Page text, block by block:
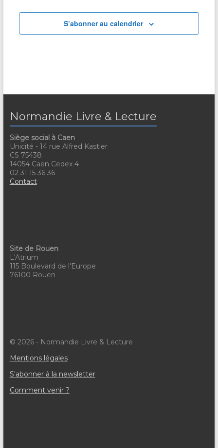
S’abonner au calendrier
Normandie Livre & Lecture
Siège social à Caen
Unicité - 14 rue Alfred Kastler
CS 75438
14054 Caen Cedex 4
02 31 15 36 36
Contact
Site de Rouen
L'Atrium
115 Boulevard de l'Europe
76100 Rouen
© 2026 - Normandie Livre & Lecture
Mentions légales
S'abonner à la newsletter
Comment venir ?